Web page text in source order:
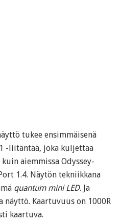
tukee ensimmäisenä
-liitäntää, joka kuljettaa
aiemmissa Odyssey-
1.4. Näytön tekniikkana
quantum mini LED. Ja
näyttö. Kaartuvuus on 1000R
kaartuva.